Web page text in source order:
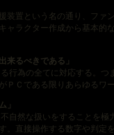
置という名の通り、ファ
ャラクター作成から基本的
来るべきである」
行為の全てに対応する。つ
ＰＣである限りあらゆるワ
」
自然な扱いをすることを極
。直接操作する数字や判定